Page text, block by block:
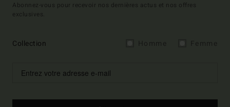
Abonnez-vous pour recevoir nos dernières actus et nos offres
exclusives.
Collection